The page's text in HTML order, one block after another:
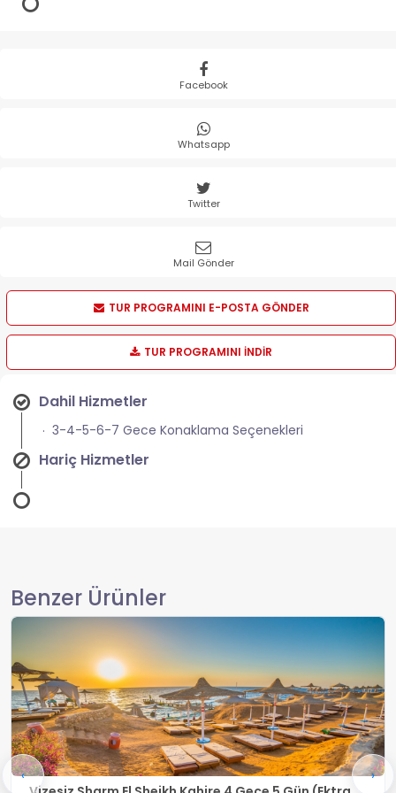
Facebook
Whatsapp
Twitter
Mail Gönder
TUR PROGRAMINI E-POSTA GÖNDER
TUR PROGRAMINI İNDİR
Dahil Hizmetler
3-4-5-6-7 Gece Konaklama Seçenekleri
Hariç Hizmetler
Benzer Ürünler
‹ ›